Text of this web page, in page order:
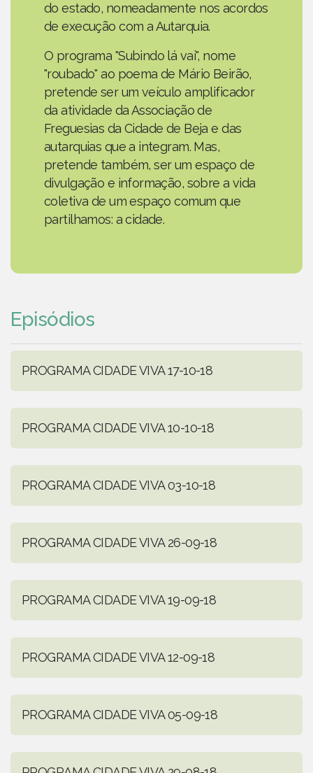
do estado, nomeadamente nos acordos
de execução com a Autarquia.
O programa "Subindo lá vai", nome
"roubado" ao poema de Mário Beirão,
pretende ser um veículo amplificador
da atividade da Associação de
Freguesias da Cidade de Beja e das
autarquias que a integram. Mas,
pretende também, ser um espaço de
divulgação e informação, sobre a vida
coletiva de um espaço comum que
partilhamos: a cidade.
Episódios
PROGRAMA CIDADE VIVA 17-10-18
PROGRAMA CIDADE VIVA 10-10-18
PROGRAMA CIDADE VIVA 03-10-18
PROGRAMA CIDADE VIVA 26-09-18
PROGRAMA CIDADE VIVA 19-09-18
PROGRAMA CIDADE VIVA 12-09-18
PROGRAMA CIDADE VIVA 05-09-18